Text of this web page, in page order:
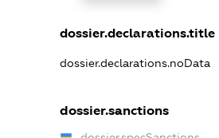
dossier.declarations.title
dossier.declarations.noData
dossier.sanctions